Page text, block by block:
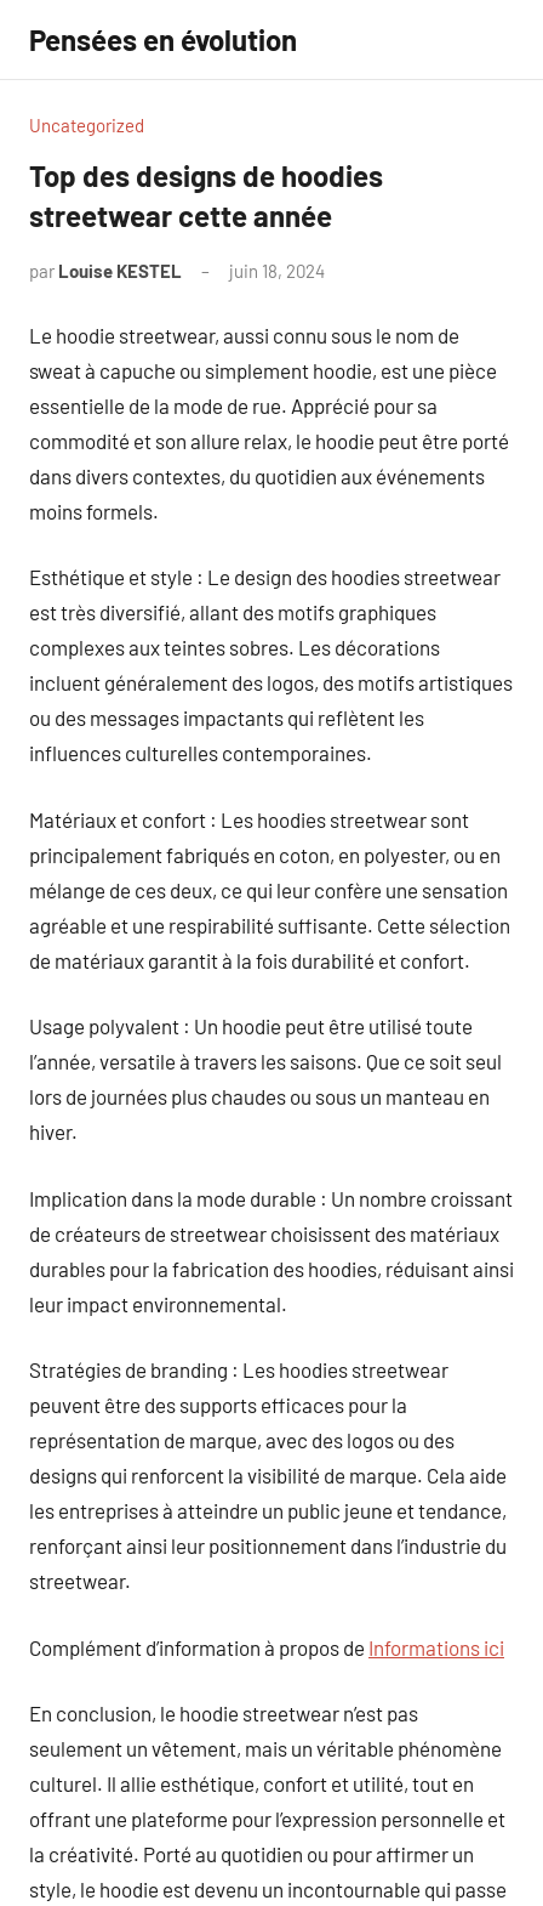
contenu
Pensées en évolution
Uncategorized
Top des designs de hoodies
streetwear cette année
par Louise KESTEL juin 18, 2024
Le hoodie streetwear, aussi connu sous le nom de
sweat à capuche ou simplement hoodie, est une pièce
essentielle de la mode de rue. Apprécié pour sa
commodité et son allure relax, le hoodie peut être porté
dans divers contextes, du quotidien aux événements
moins formels.
Esthétique et style : Le design des hoodies streetwear
est très diversifié, allant des motifs graphiques
complexes aux teintes sobres. Les décorations
incluent généralement des logos, des motifs artistiques
ou des messages impactants qui reflètent les
influences culturelles contemporaines.
Matériaux et confort : Les hoodies streetwear sont
principalement fabriqués en coton, en polyester, ou en
mélange de ces deux, ce qui leur confère une sensation
agréable et une respirabilité suffisante. Cette sélection
de matériaux garantit à la fois durabilité et confort.
Usage polyvalent : Un hoodie peut être utilisé toute
l’année, versatile à travers les saisons. Que ce soit seul
lors de journées plus chaudes ou sous un manteau en
hiver.
Implication dans la mode durable : Un nombre croissant
de créateurs de streetwear choisissent des matériaux
durables pour la fabrication des hoodies, réduisant ainsi
leur impact environnemental.
Stratégies de branding : Les hoodies streetwear
peuvent être des supports efficaces pour la
représentation de marque, avec des logos ou des
designs qui renforcent la visibilité de marque. Cela aide
les entreprises à atteindre un public jeune et tendance,
renforçant ainsi leur positionnement dans l’industrie du
streetwear.
Complément d’information à propos de Informations ici
En conclusion, le hoodie streetwear n’est pas
seulement un vêtement, mais un véritable phénomène
culturel. Il allie esthétique, confort et utilité, tout en
offrant une plateforme pour l’expression personnelle et
la créativité. Porté au quotidien ou pour affirmer un
style, le hoodie est devenu un incontournable qui passe